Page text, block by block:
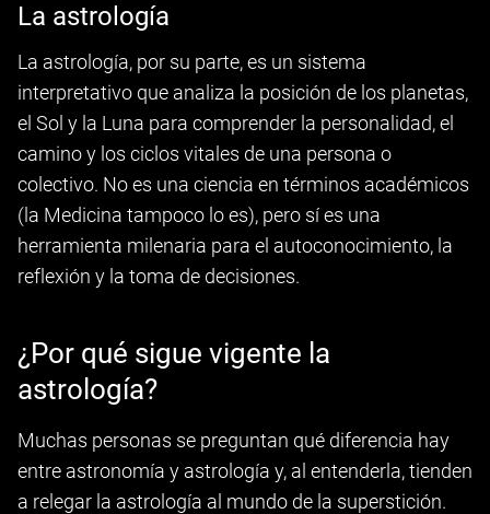
La astrología
La astrología, por su parte, es un sistema
interpretativo que analiza la posición de los planetas,
el Sol y la Luna para comprender la personalidad, el
camino y los ciclos vitales de una persona o
colectivo. No es una ciencia en términos académicos
(la Medicina tampoco lo es), pero sí es una
herramienta milenaria para el autoconocimiento, la
reflexión y la toma de decisiones.
¿Por qué sigue vigente la
astrología?
Muchas personas se preguntan qué diferencia hay
entre astronomía y astrología y, al entenderla, tienden
a relegar la astrología al mundo de la superstición.